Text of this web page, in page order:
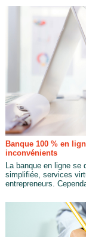
Banque 100 % en
inconvénients
La banque en ligne
simplifiée, services
entrepreneurs.